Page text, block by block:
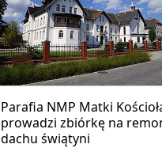
Parafia NMP Matki
prowadzi zbiórkę na
dachu świątyni